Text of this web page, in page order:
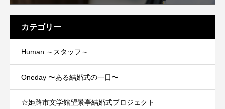
カテゴリー
Human ～スタッフ～
Oneday 〜ある結婚式の一日〜
☆姫路市文学館望景亭結婚式プロジェクト